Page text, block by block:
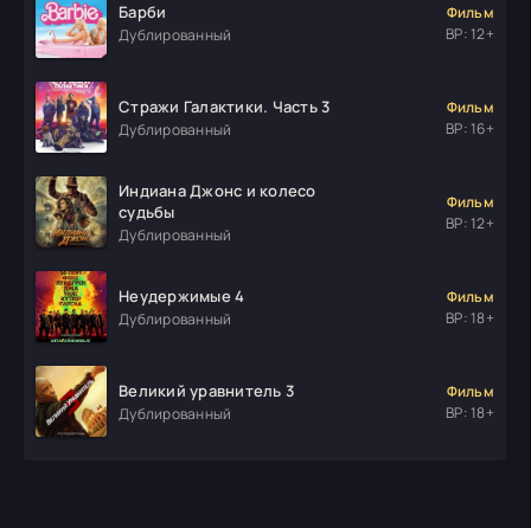
Барби
Дублированный
Фильм
ВР: 12+
Стражи Галактики. Часть 3
Дублированный
Фильм
ВР: 16+
Индиана Джонс и колесо
судьбы
Дублированный
Фильм
ВР: 12+
Неудержимые 4
Дублированный
Фильм
ВР: 18+
Великий уравнитель 3
Дублированный
Фильм
ВР: 18+